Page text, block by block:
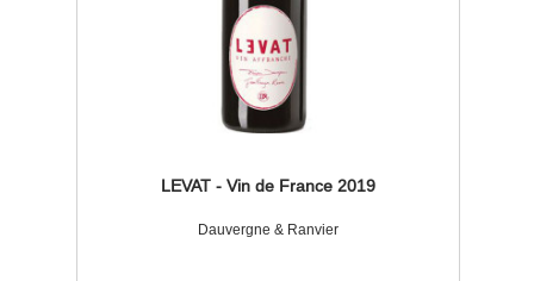
LEVAT - Vin de France 2019
Dauvergne & Ranvier